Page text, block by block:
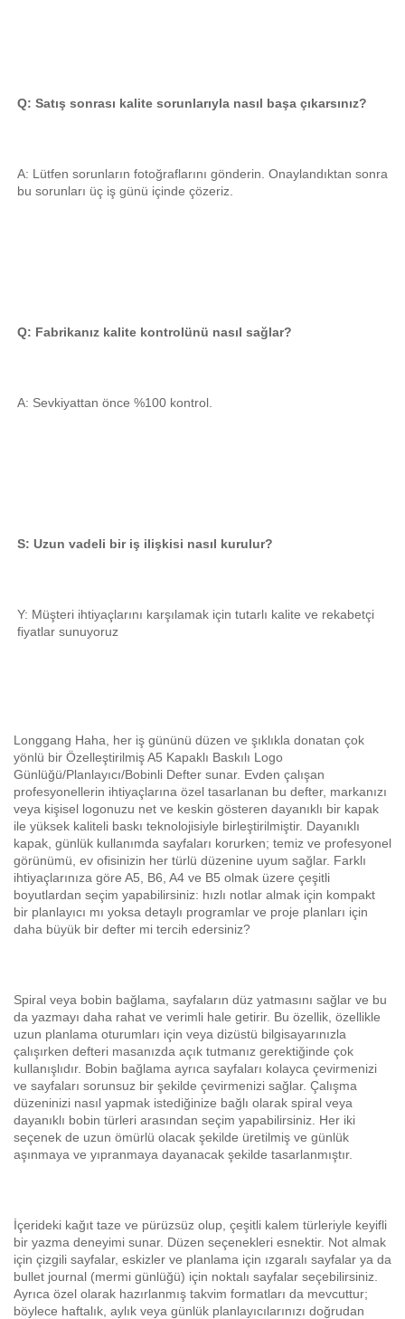
Q: Satış sonrası kalite sorunlarıyla nasıl başa çıkarsınız?
A: Lütfen sorunların fotoğraflarını gönderin. Onaylandıktan sonra
bu sorunları üç iş günü içinde çözeriz.
Q: Fabrikanız kalite kontrolünü nasıl sağlar?
A: Sevkiyattan önce %100 kontrol.
S: Uzun vadeli bir iş ilişkisi nasıl kurulur?
Y: Müşteri ihtiyaçlarını karşılamak için tutarlı kalite ve rekabetçi
fiyatlar sunuyoruz
Longgang Haha, her iş gününü düzen ve şıklıkla donatan çok
yönlü bir Özelleştirilmiş A5 Kapaklı Baskılı Logo
Günlüğü/Planlayıcı/Bobinli Defter sunar. Evden çalışan
profesyonellerin ihtiyaçlarına özel tasarlanan bu defter, markanızı
veya kişisel logonuzu net ve keskin gösteren dayanıklı bir kapak
ile yüksek kaliteli baskı teknolojisiyle birleştirilmiştir. Dayanıklı
kapak, günlük kullanımda sayfaları korurken; temiz ve profesyonel
görünümü, ev ofisinizin her türlü düzenine uyum sağlar. Farklı
ihtiyaçlarınıza göre A5, B6, A4 ve B5 olmak üzere çeşitli
boyutlardan seçim yapabilirsiniz: hızlı notlar almak için kompakt
bir planlayıcı mı yoksa detaylı programlar ve proje planları için
daha büyük bir defter mi tercih edersiniz?
Spiral veya bobin bağlama, sayfaların düz yatmasını sağlar ve bu
da yazmayı daha rahat ve verimli hale getirir. Bu özellik, özellikle
uzun planlama oturumları için veya dizüstü bilgisayarınızla
çalışırken defteri masanızda açık tutmanız gerektiğinde çok
kullanışlıdır. Bobin bağlama ayrıca sayfaları kolayca çevirmenizi
ve sayfaları sorunsuz bir şekilde çevirmenizi sağlar. Çalışma
düzeninizi nasıl yapmak istediğinize bağlı olarak spiral veya
dayanıklı bobin türleri arasından seçim yapabilirsiniz. Her iki
seçenek de uzun ömürlü olacak şekilde üretilmiş ve günlük
aşınmaya ve yıpranmaya dayanacak şekilde tasarlanmıştır.
İçerideki kağıt taze ve pürüzsüz olup, çeşitli kalem türleriyle keyifli
bir yazma deneyimi sunar. Düzen seçenekleri esnektir. Not almak
için çizgili sayfalar, eskizler ve planlama için ızgaralı sayfalar ya da
bullet journal (mermi günlüğü) için noktalı sayfalar seçebilirsiniz.
Ayrıca özel olarak hazırlanmış takvim formatları da mevcuttur;
böylece haftalık, aylık veya günlük planlayıcılarınızı doğrudan